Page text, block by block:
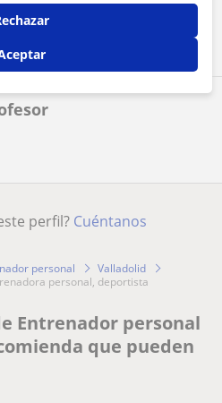
ahora
perfil? Cuéntanos
personal
Valladolid
personal, deportista
Entrenador personal
que pueden